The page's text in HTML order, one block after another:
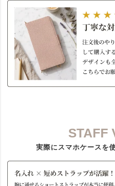
STAFF
実際にスマホケースを